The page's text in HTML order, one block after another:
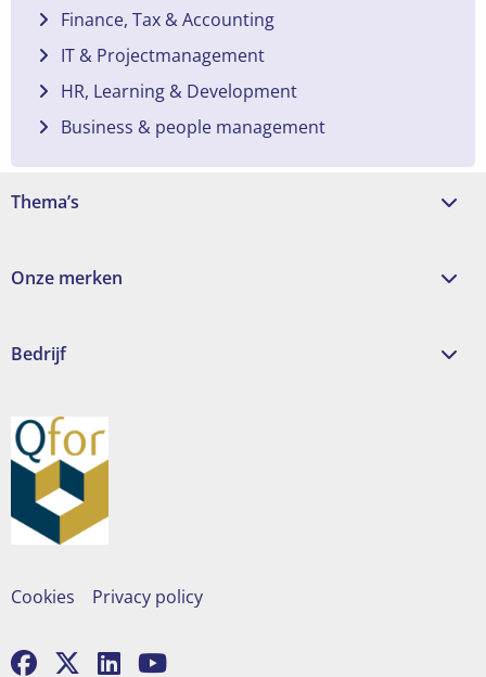
Finance, Tax & Accounting
IT & Projectmanagement
HR, Learning & Development
Business & people management
Thema’s
Onze merken
Bedrijf
Cookies Privacy policy
Ga Ga Ga Ga